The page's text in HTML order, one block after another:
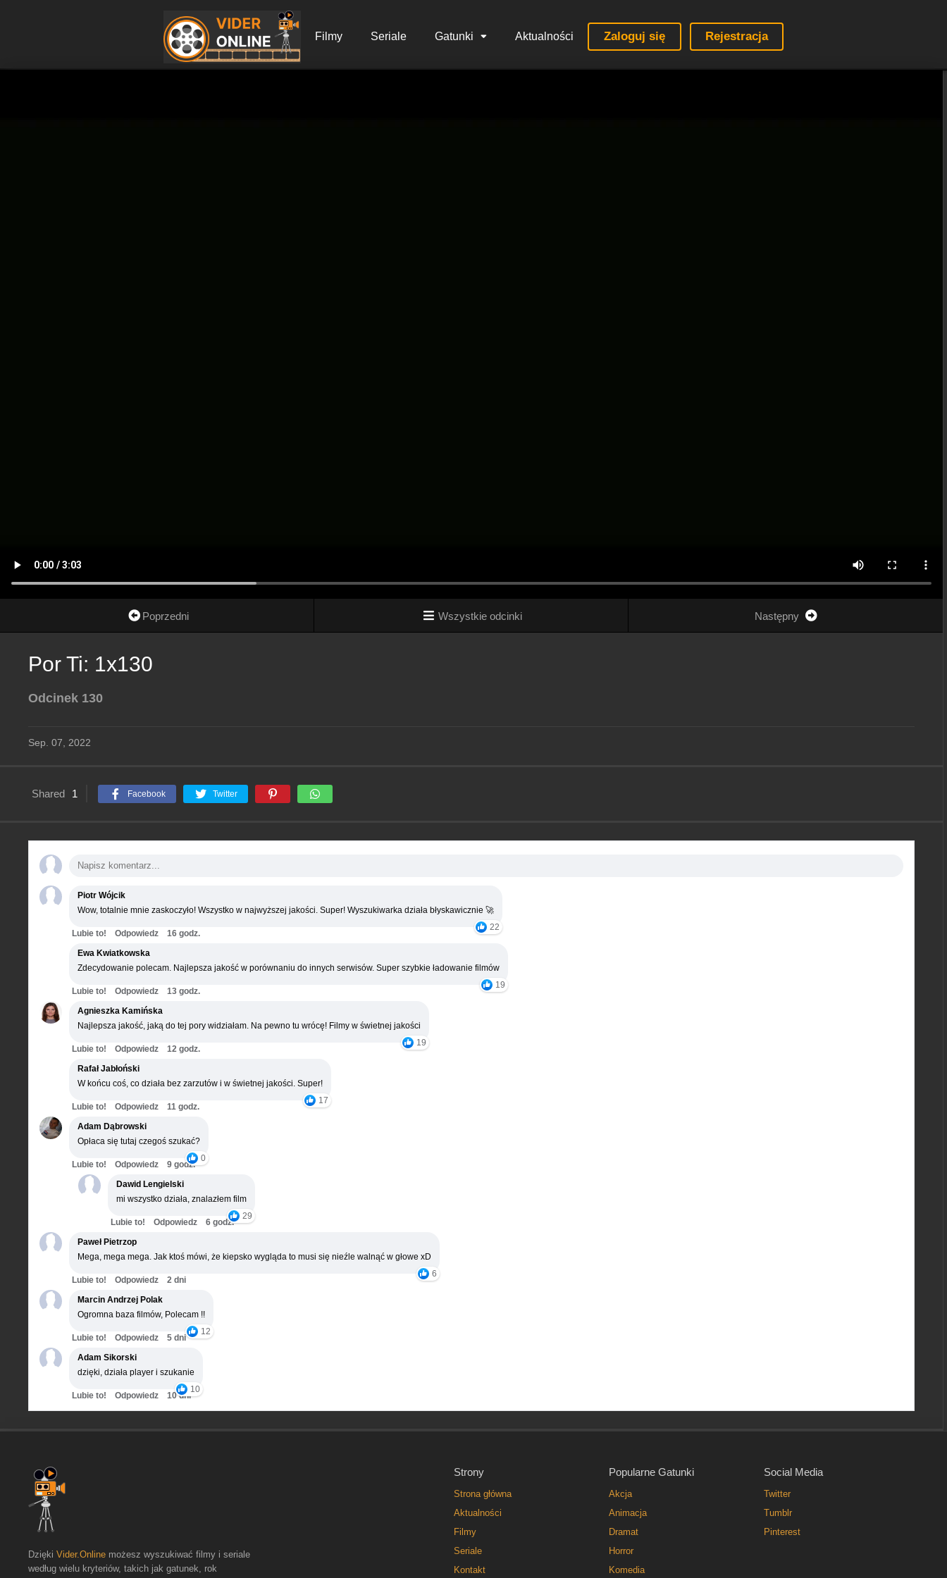
Filmy Seriale Gatunki Aktualności Zaloguj się Rejestracja
Poprzedni Wszystkie odcinki Następny
Por Ti: 1x130
Odcinek 130
Sep. 07, 2022
Shared 1 Facebook Twitter
Piotr Wójcik
Wow, totalnie mnie zaskoczyło! Wszystko w najwyższej jakości. Super! Wyszukiwarka działa błyskawicznie 🚀
22
Lubie to! Odpowiedz
16 godz.
Ewa Kwiatkowska
Zdecydowanie polecam. Najlepsza jakość w porównaniu do innych serwisów. Super szybkie ładowanie filmów
19
Lubie to! Odpowiedz
13 godz.
Agnieszka Kamińska
Najlepsza jakość, jaką do tej pory widziałam. Na pewno tu wrócę! Filmy w świetnej jakości
19
Lubie to! Odpowiedz
12 godz.
Rafał Jabłoński
W końcu coś, co działa bez zarzutów i w świetnej jakości. Super!
17
Lubie to! Odpowiedz
11 godz.
Adam Dąbrowski
Opłaca się tutaj czegoś szukać?
0
Lubie to! Odpowiedz
9 godz.
Dawid Lengielski
mi wszystko działa, znalazłem film
29
Lubie to! Odpowiedz
6 godz.
Paweł Pietrzop
Mega, mega mega. Jak ktoś mówi, że kiepsko wygląda to musi się nieźle walnąć w głowe xD
6
Lubie to! Odpowiedz
2 dni
Marcin Andrzej Polak
Ogromna baza filmów, Polecam !!
12
Lubie to! Odpowiedz
5 dni
Adam Sikorski
dzięki, działa player i szukanie
10
Lubie to! Odpowiedz 10 dni
Strony
Strona główna
Aktualności
Filmy
Seriale
Kontakt
Popularne Gatunki
Akcja
Animacja
Dramat
Horror
Komedia
Social Media
Twitter
Tumblr
Pinterest
Dzięki Vider.Online możesz wyszukiwać filmy i seriale
według wielu kryteriów, takich jak gatunek, rok